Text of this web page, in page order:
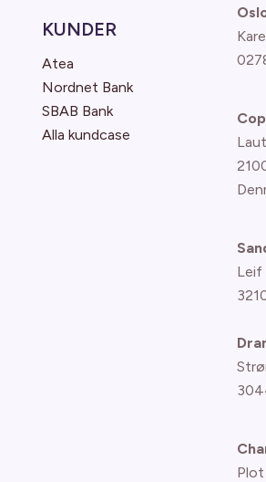
KUNDER
Atea
Nordnet Bank
SBAB Bank
Alla kundcase
Leif